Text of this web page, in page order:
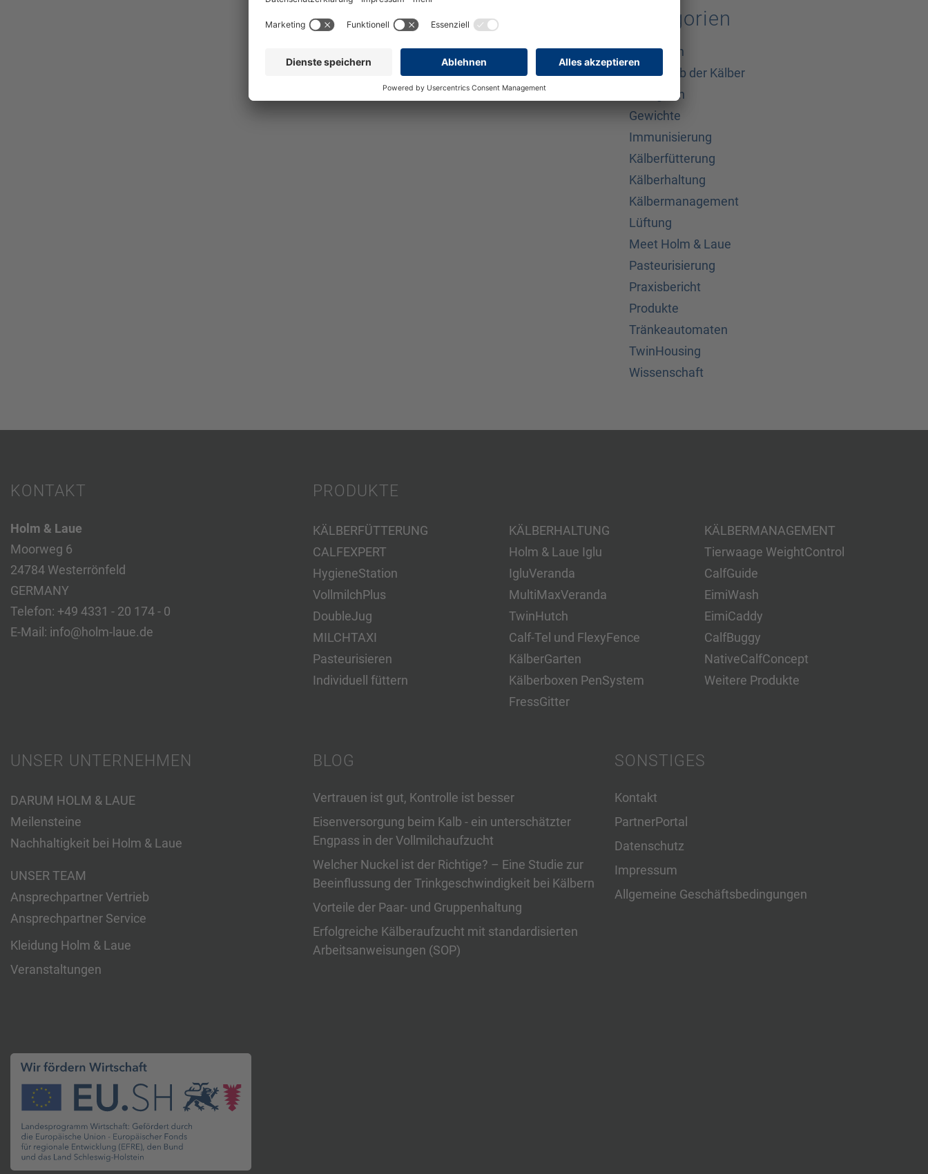
Kategorien
Allgemein
Außerhalb der Kälber
Biologisch
Gewichte
Immunisierung
Kälberfütterung
Kälberhaltung
Kälbermanagement
Lüftung
Meet Holm & Laue
Pasteurisierung
Praxisbericht
Produkte
Tränkeautomaten
TwinHousing
Wissenschaft
KONTAKT
Holm & Laue
Moorweg 6
24784 Westerrönfeld
GERMANY
Telefon: +49 4331 - 20 174 - 0
E-Mail: info@holm-laue.de
PRODUKTE
KÄLBERFÜTTERUNG
CALFEXPERT
HygieneStation
VollmilchPlus
DoubleJug
MILCHTAXI
Pasteurisieren
Individuell füttern
KÄLBERHALTUNG
Holm & Laue Iglu
IgluVeranda
MultiMaxVeranda
TwinHutch
Calf-Tel und FlexyFence
KälberGarten
Kälberboxen PenSystem
FressGitter
KÄLBERMANAGEMENT
Tierwaage WeightControl
CalfGuide
EimiWash
EimiCaddy
CalfBuggy
NativeCalfConcept
Weitere Produkte
UNSER UNTERNEHMEN
DARUM HOLM & LAUE
Meilensteine
Nachhaltigkeit bei Holm & Laue
UNSER TEAM
Ansprechpartner Vertrieb
Ansprechpartner Service
Kleidung Holm & Laue
Veranstaltungen
BLOG
Vertrauen ist gut, Kontrolle ist besser
Eisenversorgung beim Kalb - ein unterschätzter
Engpass in der Vollmilchaufzucht
Welcher Nuckel ist der Richtige? – Eine Studie zur
Beeinflussung der Trinkgeschwindigkeit bei Kälbern
Vorteile der Paar- und Gruppenhaltung
Erfolgreiche Kälberaufzucht mit standardisierten
Arbeitsanweisungen (SOP)
SONSTIGES
Kontakt
PartnerPortal
Datenschutz
Impressum
Allgemeine Geschäftsbedingungen